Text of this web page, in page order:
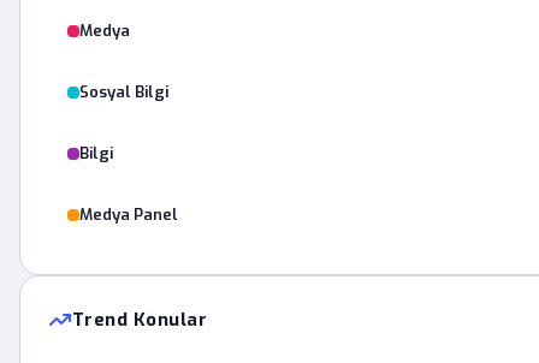
Medya
Sosyal Bilgi
Bilgi
Medya Panel
Trend Konular